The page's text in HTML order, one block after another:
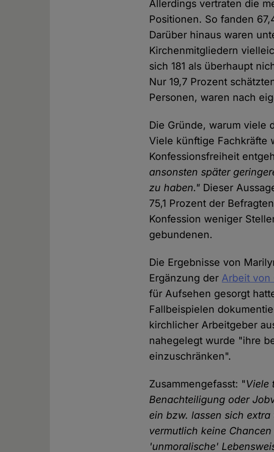
Allerdings vertraten die
Positionen. So fanden
Darüber hinaus waren
Kirchenmitgliedern
sich 181 als überhaupt
Nur 19,7 Prozent
Personen, waren nach
Die Gründe, warum viele
Viele künftige Fachkräfte
Konfessionsfreiheit
ansonsten später
zu haben." Dieser
75,1 Prozent der
Konfession weniger
gebundenen.
Die Ergebnisse von
Ergänzung derArbeit von
für Aufsehen gesorgt
Fallbeispielen
kirchlicher Arbeitgeber
nahegelegt wurde "ihre
einzuschränken".
Zusammengefasst: "Viele
Benachteiligung oder
ein bzw. lassen sich
vermutlich keine
'unmoralische'